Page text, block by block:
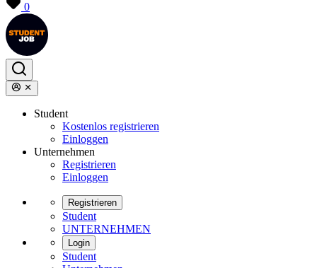
0
Student
Kostenlos registrieren
Einloggen
Unternehmen
Registrieren
Einloggen
Registrieren
Student
UNTERNEHMEN
Login
Student